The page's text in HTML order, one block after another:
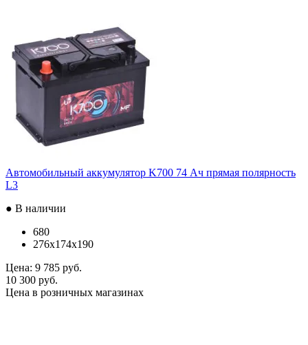
Автомобильный аккумулятор K700 74 Ач прямая полярность
L3
● В наличии
680
276x174x190
Цена: 9 785 руб.
10 300 руб.
Цена в розничных магазинах